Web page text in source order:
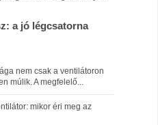
a jó légcsatorna
nem csak a ventilátoron
múlik. A megfelelő...